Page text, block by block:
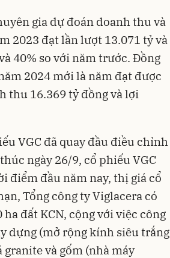
gia dự đoán doanh thu và
2023 đạt lần lượt 13.071 tỷ và
40% so với năm trước. Đồng
2024 mới là năm đạt được
thu 16.369 tỷ đồng và lợi
VGC đã quay đầu điều chỉnh
ngày 26/9, cổ phiếu VGC
điểm đầu năm nay, thị giá cổ
Tổng công ty Viglacera có
đất KCN, cộng với việc công
dựng (mở rộng kính siêu trắng
granite và gốm (nhà máy